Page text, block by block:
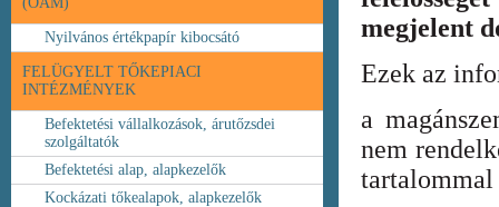
Nyilvános értékpapír kibocsátó
FELÜGYELT TŐKEPIACI
INTÉZMÉNYEK
Befektetési vállalkozások, árutőzsdei
szolgáltatók
Befektetési alap, alapkezelők
Kockázati tőkealapok, alapkezelők
megjelent
Ezek az
a
nem